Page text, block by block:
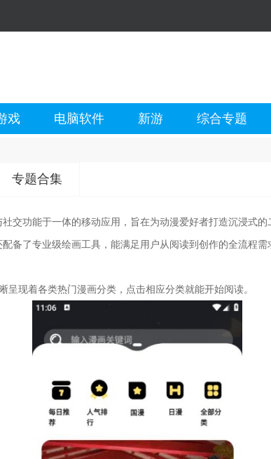
戏 电脑软件 新游 综合专题
专题合集
交功能于一体的移动应用，旨在为动漫爱好者打造沉浸式
备了专业级绘画工具，能满足用户从阅读到创作的全流程需
呈现着各类热门漫画分类，点击相应分类就能开始阅读。